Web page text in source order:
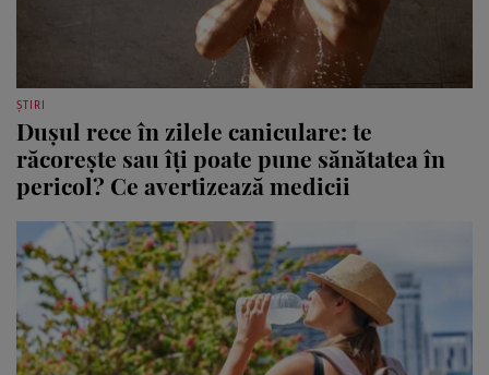
ȘTIRI
Dușul rece în zilele caniculare: te
răcorește sau îți poate pune sănătatea în
pericol? Ce avertizează medicii